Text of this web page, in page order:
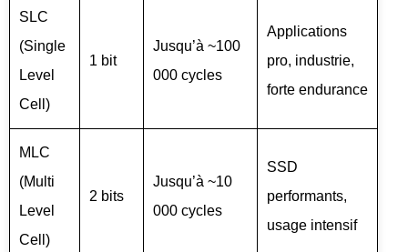
SLC
(Single
Level
Cell)
1 bit
Jusqu’à ~100
000 cycles
Applications
pro, industrie,
forte endurance
MLC
(Multi
Level
Cell)
2 bits
Jusqu’à ~10
000 cycles
SSD
performants,
usage intensif